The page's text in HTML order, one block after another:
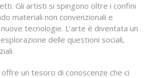
Gli artisti si spingono oltre i confini
materiali non convenzionali e
tecnologie. L’arte è diventata un
delle questioni sociali,
offre un tesoro di conoscenze che ci